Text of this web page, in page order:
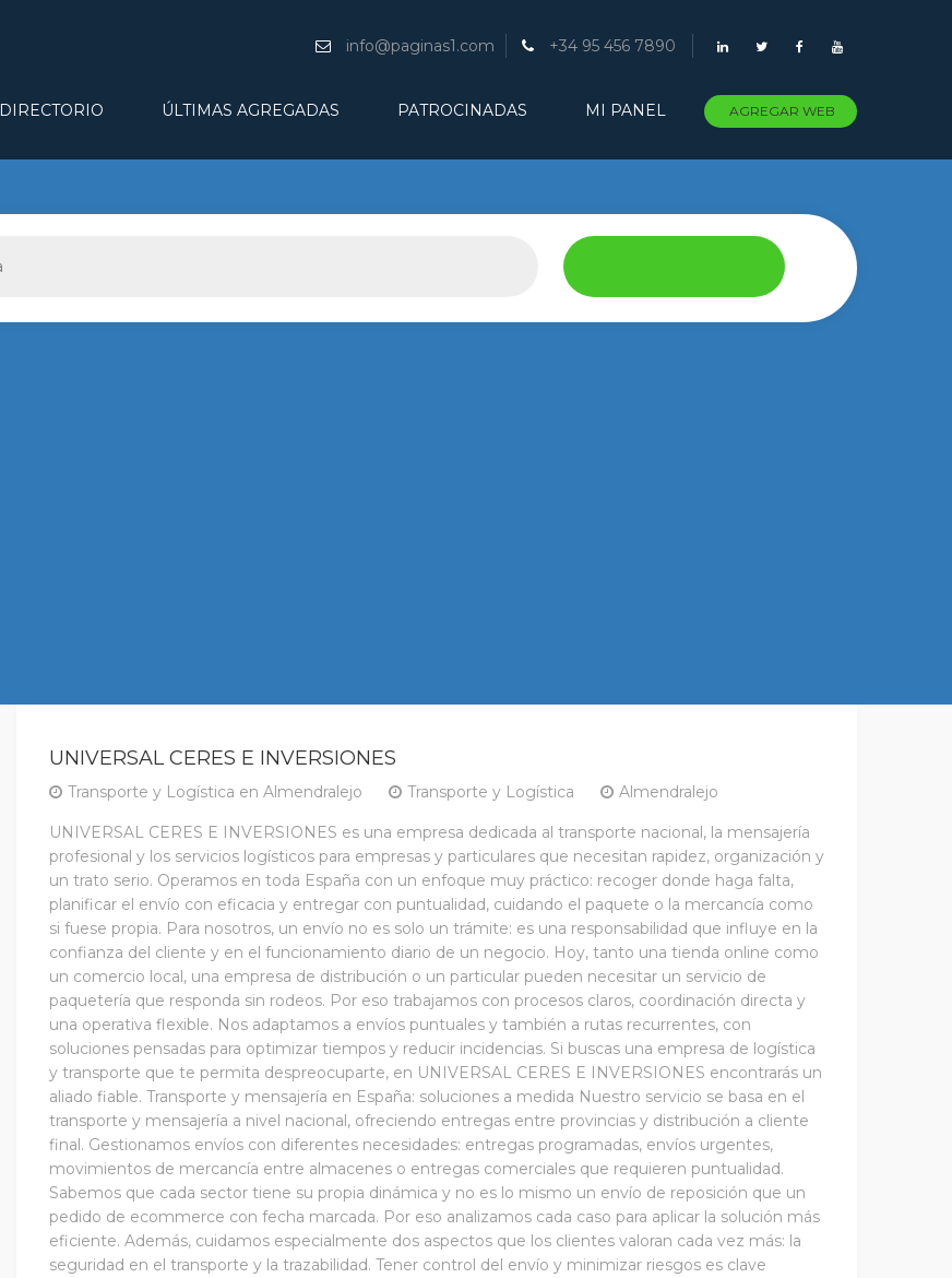
info@paginas1.com +34 95 456 7890
DIRECTORIO ÚLTIMAS AGREGADAS PATROCINADAS MI PANEL AGREGAR WEB
UNIVERSAL CERES E INVERSIONES
Transporte y Logística en Almendralejo Transporte y Logística Almendralejo
UNIVERSAL CERES E INVERSIONES es una empresa dedicada al transporte nacional, la mensajería
profesional y los servicios logísticos para empresas y particulares que necesitan rapidez, organización y
un trato serio. Operamos en toda España con un enfoque muy práctico: recoger donde haga falta,
planificar el envío con eficacia y entregar con puntualidad, cuidando el paquete o la mercancía como
si fuese propia. Para nosotros, un envío no es solo un trámite: es una responsabilidad que influye en la
confianza del cliente y en el funcionamiento diario de un negocio. Hoy, tanto una tienda online como
un comercio local, una empresa de distribución o un particular pueden necesitar un servicio de
paquetería que responda sin rodeos. Por eso trabajamos con procesos claros, coordinación directa y
una operativa flexible. Nos adaptamos a envíos puntuales y también a rutas recurrentes, con
soluciones pensadas para optimizar tiempos y reducir incidencias. Si buscas una empresa de logística
y transporte que te permita despreocuparte, en UNIVERSAL CERES E INVERSIONES encontrarás un
aliado fiable. Transporte y mensajería en España: soluciones a medida Nuestro servicio se basa en el
transporte y mensajería a nivel nacional, ofreciendo entregas entre provincias y distribución a cliente
final. Gestionamos envíos con diferentes necesidades: entregas programadas, envíos urgentes,
movimientos de mercancía entre almacenes o entregas comerciales que requieren puntualidad.
Sabemos que cada sector tiene su propia dinámica y no es lo mismo un envío de reposición que un
pedido de ecommerce con fecha marcada. Por eso analizamos cada caso para aplicar la solución más
eficiente. Además, cuidamos especialmente dos aspectos que los clientes valoran cada vez más: la
seguridad en el transporte y la trazabilidad. Tener control del envío y minimizar riesgos es clave